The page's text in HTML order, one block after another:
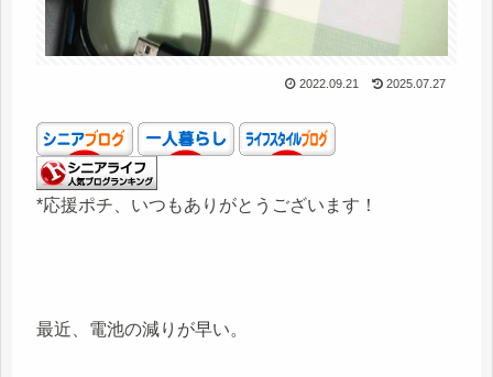
2022.09.21 2025.07.27
*応援ポチ、いつもありがとうございます！
最近、電池の減りが早い。